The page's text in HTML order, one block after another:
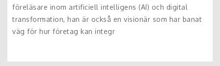
föreläsare inom artificiell intelligens (AI) och digital
transformation, han är också en visionär som har banat
väg för hur företag kan integr